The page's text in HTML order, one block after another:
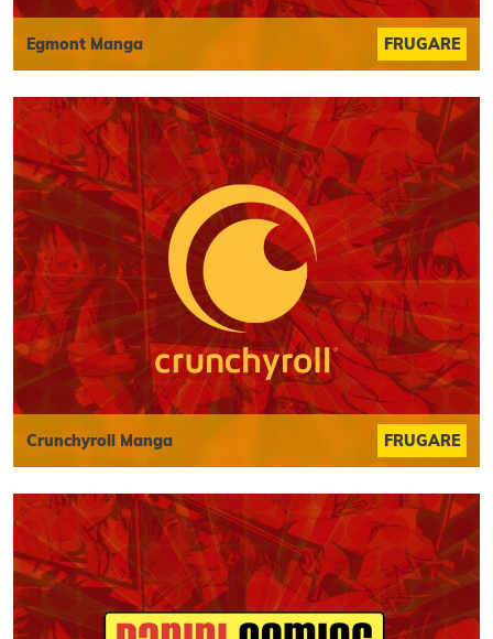
FRUGARE
Egmont Manga
FRUGARE
Crunchyroll Manga